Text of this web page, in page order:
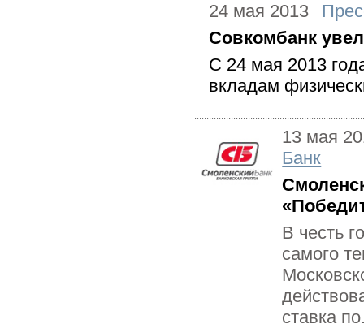
24 мая 2013
Совкомбанк
С 24 мая 2013
вкладам
13 мая
Банк
В честь
самого
ставка